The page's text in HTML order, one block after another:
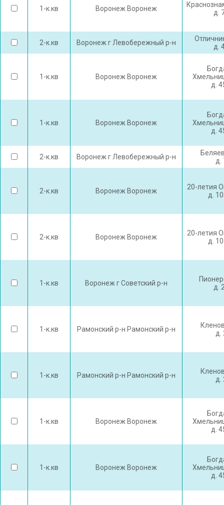
1-к.кв Воронеж Воронеж
д.
2-к.кв Воронеж г Левобережный р-н
д.
1-к.кв Воронеж Воронеж
д.
1-к.кв Воронеж Воронеж
д.
2-к.кв Воронеж г Левобережный р-н
д.
2-к.кв Воронеж Воронеж
20-летия
д.
2-к.кв Воронеж Воронеж
20-летия
д.
1-к.кв Воронеж г Советский р-н
д.
1-к.кв Рамонский р-н Рамонский р-н
д.
1-к.кв Рамонский р-н Рамонский р-н
д.
1-к.кв Воронеж Воронеж
д.
1-к.кв Воронеж Воронеж
д.